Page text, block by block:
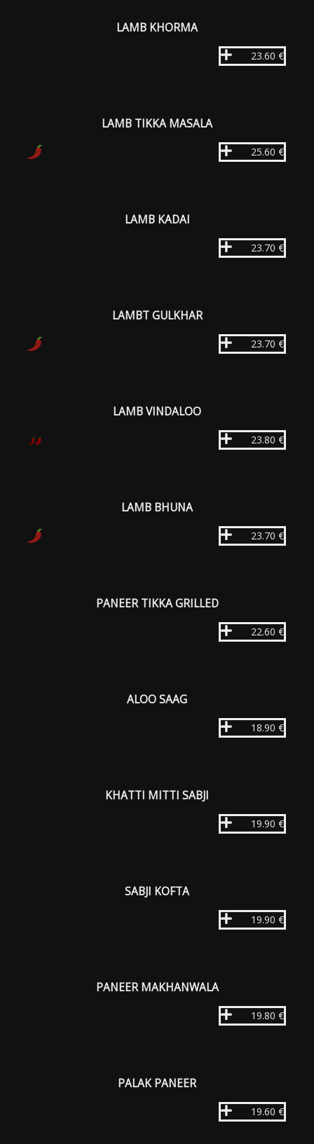
LAMB KHORMA
23.60 €
LAMB TIKKA MASALA
25.60 €
LAMB KADAI
23.70 €
LAMBT GULKHAR
23.70 €
LAMB VINDALOO
23.80 €
LAMB BHUNA
23.70 €
PANEER TIKKA GRILLED
22.60 €
ALOO SAAG
18.90 €
KHATTI MITTI SABJI
19.90 €
SABJI KOFTA
19.90 €
PANEER MAKHANWALA
19.80 €
PALAK PANEER
19.60 €